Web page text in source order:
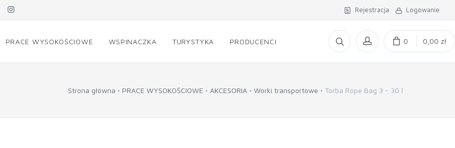
Rejestracja Logowanie
PRACE WYSOKOŚCIOWE WSPINACZKA TURYSTYKA PRODUCENCI 0 0,00 zł
Strona główna PRACE WYSOKOŚCIOWE AKCESORIA Worki transportowe Torba Rope Bag 3 - 30 l